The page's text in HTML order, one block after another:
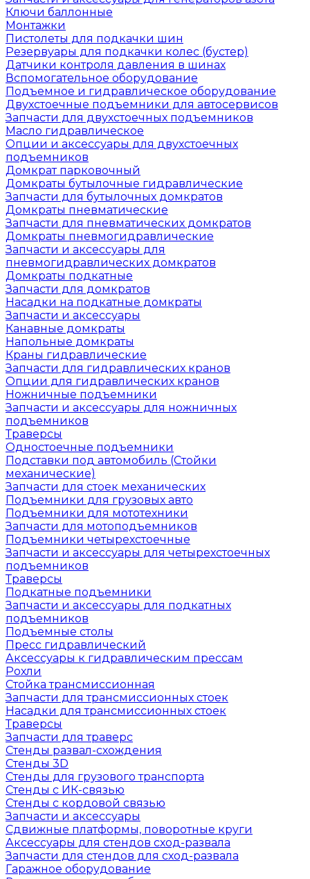
Ключи баллонные
Монтажки
Пистолеты для подкачки шин
Резервуары для подкачки колес (бустер)
Датчики контроля давления в шинах
Вспомогательное оборудование
Подъемное и гидравлическое оборудование
Двухстоечные подъемники для автосервисов
Запчасти для двухстоечных подъемников
Масло гидравлическое
Опции и аксессуары для двухстоечных
подъемников
Домкрат парковочный
Домкраты бутылочные гидравлические
Запчасти для бутылочных домкратов
Домкраты пневматические
Запчасти для пневматических домкратов
Домкраты пневмогидравлические
Запчасти и аксессуары для
пневмогидравлических домкратов
Домкраты подкатные
Запчасти для домкратов
Насадки на подкатные домкраты
Запчасти и аксессуары
Канавные домкраты
Напольные домкраты
Краны гидравлические
Запчасти для гидравлических кранов
Опции для гидравлических кранов
Ножничные подъемники
Запчасти и аксессуары для ножничных
подъемников
Траверсы
Одностоечные подъемники
Подставки под автомобиль (Стойки
механические)
Запчасти для стоек механических
Подъемники для грузовых авто
Подъемники для мототехники
Запчасти для мотоподъемников
Подъемники четырехстоечные
Запчасти и аксессуары для четырехстоечных
подъемников
Траверсы
Подкатные подъемники
Запчасти и аксессуары для подкатных
подъемников
Подъемные столы
Пресс гидравлический
Аксессуары к гидравлическим прессам
Рохли
Стойка трансмиссионная
Запчасти для трансмиссионных стоек
Насадки для трансмиссионных стоек
Траверсы
Запчасти для траверс
Стенды развал-схождения
Стенды 3D
Стенды для грузового транспорта
Стенды с ИК-связью
Стенды с кордовой связью
Запчасти и аксессуары
Сдвижные платформы, поворотные круги
Аксессуары для стендов сход-развала
Запчасти для стендов для сход-развала
Гаражное оборудование